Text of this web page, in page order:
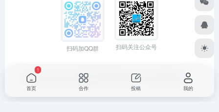
扫码加QQ群 扫码关注公众号
Copyright © 2026 小高导航网 粤ICP备2021165775号 网站统计
首页
1
合作 投稿 我的